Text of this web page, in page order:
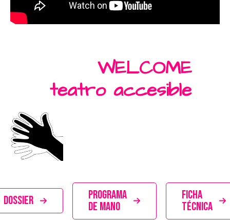
WELCOME
teatro accesible
DOSSIER
PROGRAMA
DE MANO
FICHA
TÉCNICA